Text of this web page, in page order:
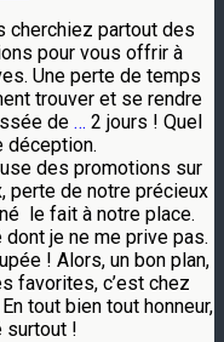
cherchiez partout des
pour vous offrir à
Une perte de temps
trouver et se rendre
de … 2 jours ! Quel
déception.
des promotions sur
perte de notre précieux
le fait à notre place.
dont je ne me prive pas.
! Alors, un bon plan,
favorites, c’est chez
tout bien tout honneur,
surtout !